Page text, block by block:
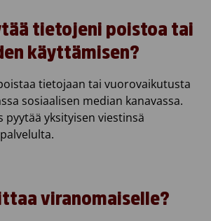
tietojeni poistoa tai
käyttämisen?
tietojaan tai vuorovaikutusta
sosiaalisen median kanavassa.
pyytää yksityisen viestinsä
viranomaiselle?